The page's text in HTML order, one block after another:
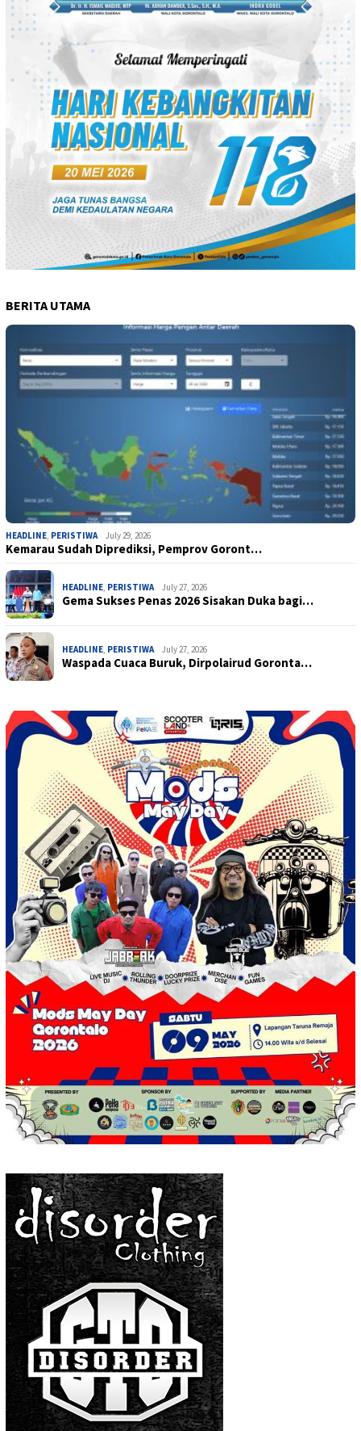
BERITA UTAMA
HEADLINE PERISTIWA July 29, 2026
Kemarau Sudah Diprediksi, Pemprov Goront…
HEADLINE PERISTIWA July 27, 2026
Gema Sukses Penas 2026 Sisakan Duka bagi…
HEADLINE PERISTIWA July 27, 2026
Waspada Cuaca Buruk, Dirpolairud Goronta…